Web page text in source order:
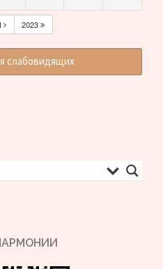
2023
слабовидящих